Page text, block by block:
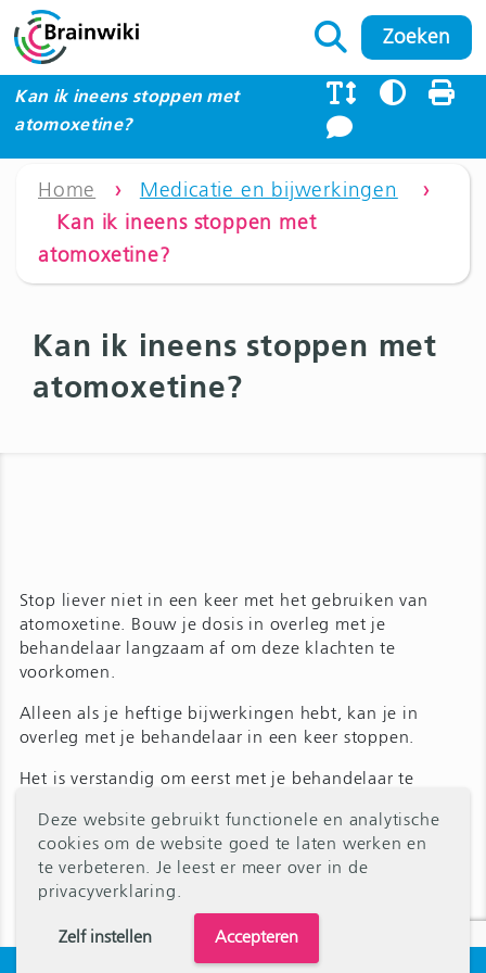
Deze website gebruikt functionele en analytische
cookies om de website goed te laten werken en
te verbeteren. Je leest er meer over in de
privacyverklaring.
Zelf instellen Accepteren
Kan ik ineens stoppen met
atomoxetine?
Home › Medicatie en bijwerkingen
›
Kan ik ineens stoppen met
atomoxetine?
Kan ik ineens stoppen met
atomoxetine?
Stop liever niet in een keer met het gebruiken van
atomoxetine. Bouw je dosis in overleg met je
behandelaar langzaam af om deze klachten te
voorkomen.
Alleen als je heftige bijwerkingen hebt, kan je in
overleg met je behandelaar in een keer stoppen.
Het is verstandig om eerst met je behandelaar te